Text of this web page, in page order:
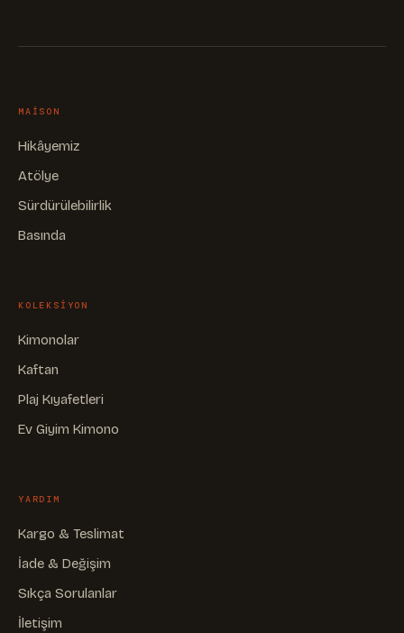
MAISON
Hikâyemiz
Atölye
Sürdürülebilirlik
Basında
KOLEKSIYON
Kimonolar
Kaftan
Plaj Kıyafetleri
Ev Giyim Kimono
YARDIM
Kargo & Teslimat
İade & Değişim
Sıkça Sorulanlar
İletişim